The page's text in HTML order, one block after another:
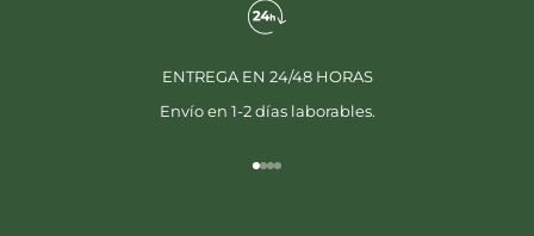
ENTREGA EN 24/48 HORAS
Envío en 1-2 días laborables.
Ir al artículo 1
Ir al artículo 2
Ir al artículo 3
Ir al artículo 4